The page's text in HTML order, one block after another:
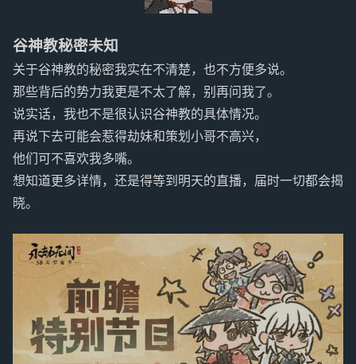
谷神教秘密未知
关于谷神教的秘密我实在不清楚，也不方便多说。
那些背后的势力我更是不太了解，别再问我了。
说实话，我也不是很认识谷神教的具体情况。
再说下去可能会惹得劫妹和策划小哥不高兴，
他们可不喜欢我多嘴。
想知道更多详情，还是得等到明天的直播，届时一切都会揭
晓。